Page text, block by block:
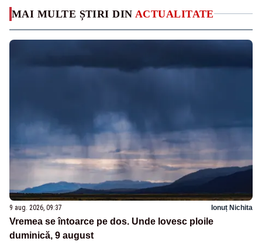
MAI MULTE ȘTIRI DIN ACTUALITATE
9 aug. 2026, 09:37 Ionuț Nichita
Vremea se întoarce pe dos. Unde lovesc ploile
duminică, 9 august